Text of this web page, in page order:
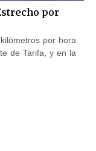
por
por hora
de Tarifa, y en la